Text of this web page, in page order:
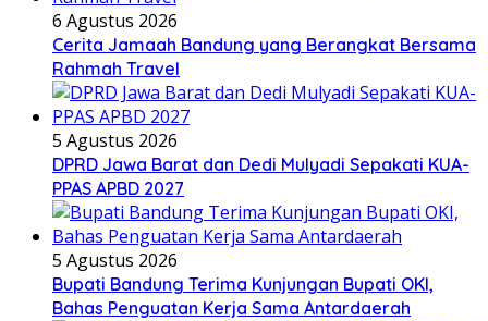
6 Agustus 2026
Cerita Jamaah Bandung yang Berangkat Bersama
Rahmah Travel
5 Agustus 2026
DPRD Jawa Barat dan Dedi Mulyadi Sepakati KUA-
PPAS APBD 2027
5 Agustus 2026
Bupati Bandung Terima Kunjungan Bupati OKI,
Bahas Penguatan Kerja Sama Antardaerah